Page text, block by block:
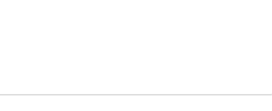
séduire par son volume de pièce de vie 50 m² et surtout
que des WC séparés.